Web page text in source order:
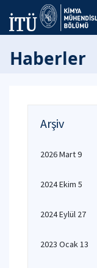
Haberler
Arşiv
2026 Mart 9
2024 Ekim 5
2024 Eylül 27
2023 Ocak 13